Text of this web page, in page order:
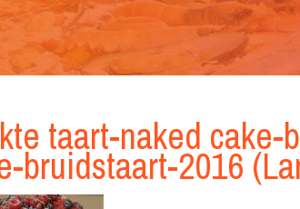
taart-naked
bruidstaart-2016